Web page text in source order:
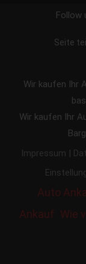
Follow
Seite
Wir kaufen Ihr
Wir kaufen Ihr
Impressum |
Auto
Ankauf Wie